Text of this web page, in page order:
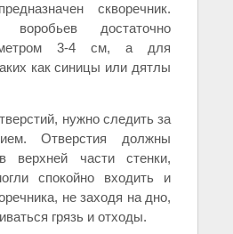
скворечник.
достаточно
3-4 см, а для
как синицы или дятлы
нужно следить за
Отверстия должны
верхней части стенки,
спокойно входить и
не заходя на дно,
грязь и отходы.